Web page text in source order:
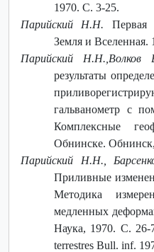
1970. С. 3-25.
Парийский Н.Н. Первая
Земля и
Парийский
результаты
гальванометр с
Комплексные
Обнинске.
Парийский Н.Н.,
Приливные
Методика
медленных
Наука, 1970. С.
terrestres Bull. inf.